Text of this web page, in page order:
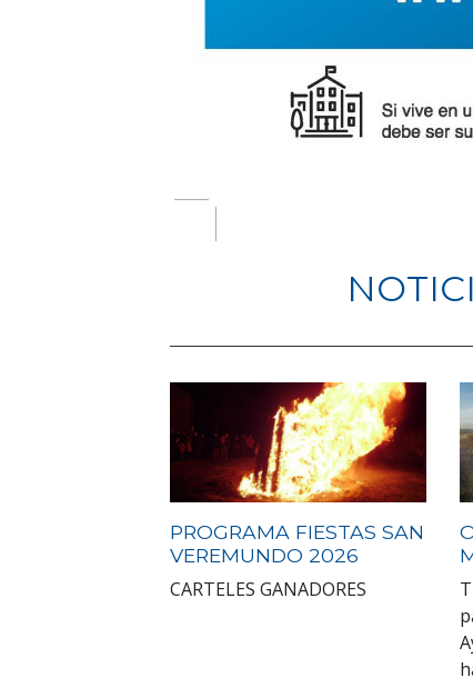
PROGRAMA FIESTAS SAN
VEREMUNDO 2026
CARTELES GANADORES